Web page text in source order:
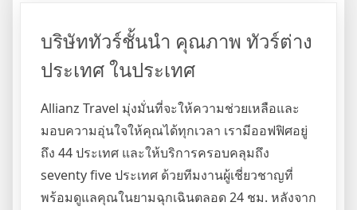
บริษัททัวร์ชั้นนำ คุณภาพ ทัวร์ต่าง
ประเทศ ในประเทศ
Allianz Travel มุ่งมั่นที่จะให้ความช่วยเหลือและ
มอบความอุ่นใจให้คุณได้ทุกเวลา เรามีออฟฟิศอยู่
ถึง 44 ประเทศ และให้บริการครอบคลุมถึง
seventy five ประเทศ ด้วยทีมงานผู้เชี่ยวชาญที่
พร้อมดูแลคุณในยามฉุกเฉินตลอด 24 ชม. หลังจาก